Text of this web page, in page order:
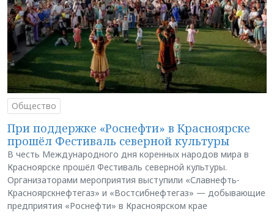
Общество
При поддержке «Роснефти» в Красноярске
прошёл Фестиваль северной культуры
В честь Международного дня коренных народов мира в
Красноярске прошёл Фестиваль северной культуры.
Организаторами мероприятия выступили «Славнефть-
Красноярскнефтегаз» и «Востсибнефтегаз» — добывающие
предприятия «Роснефти» в Красноярском крае